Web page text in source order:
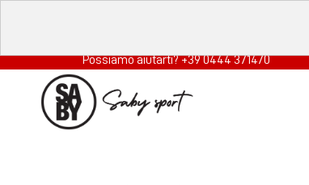
Possiamo aiutarti? +39 0444 371470